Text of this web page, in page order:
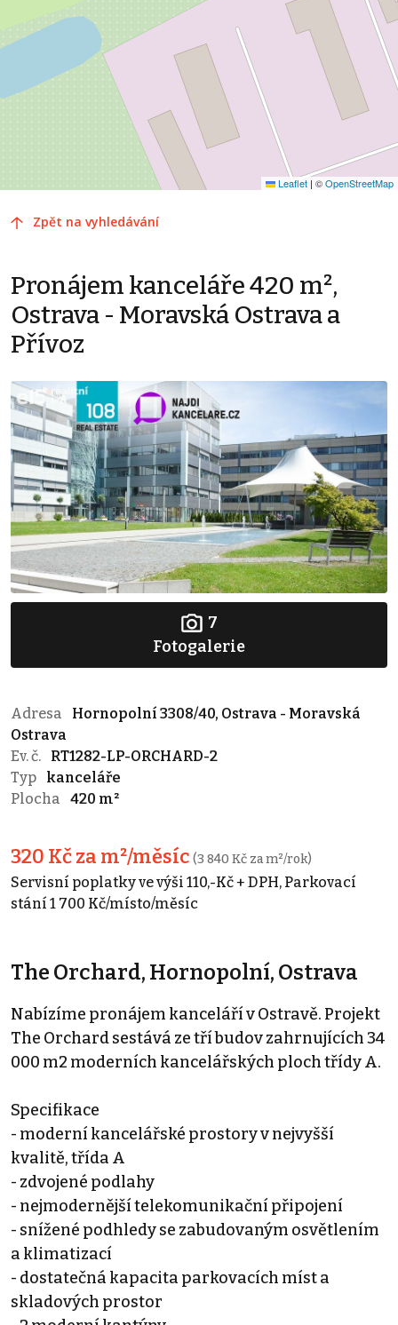
Leaflet | ©OpenStreetMap
Zpět na vyhledávání
Pronájem kanceláře 420 m²,
Ostrava - Moravská Ostrava a
Přívoz
7
Fotogalerie
Adresa
Hornopolní 3308/40, Ostrava - Moravská
Ostrava
Ev. č.
RT1282-LP-ORCHARD-2
Typ
kanceláře
Plocha
420 m²
320 Kč za m²/měsíc (3 840 Kč za m²/rok)
Servisní poplatky ve výši 110,-Kč + DPH, Parkovací
stání 1 700 Kč/místo/měsíc
The Orchard, Hornopolní, Ostrava
Nabízíme pronájem kanceláří v Ostravě. Projekt
The Orchard sestává ze tří budov zahrnujících 34
000 m2 moderních kancelářských ploch třídy A.
Specifikace
- moderní kancelářské prostory v nejvyšší
kvalitě, třída A
- zdvojené podlahy
- nejmodernější telekomunikační připojení
- snížené podhledy se zabudovaným osvětlením
a klimatizací
- dostatečná kapacita parkovacích míst a
skladových prostor